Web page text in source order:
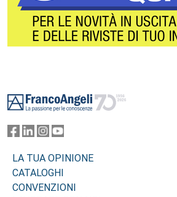
LA TUA OPINIONE
CATALOGHI
CONVENZIONI